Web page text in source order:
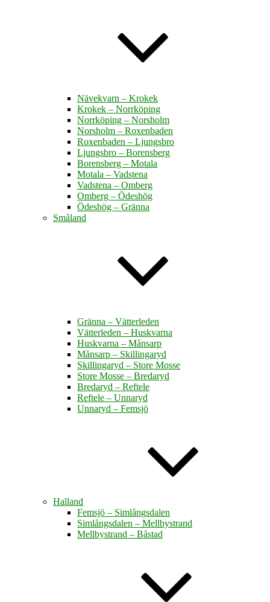
Nävekvarn – Krokek
Krokek – Norrköping
Norrköping – Norsholm
Norsholm – Roxenbaden
Roxenbaden – Ljungsbro
Ljungsbro – Borensberg
Borensberg – Motala
Motala – Vadstena
Vadstena – Omberg
Omberg – Ödeshög
Ödeshög – Gränna
Småland
Gränna – Vätterleden
Vätterleden – Huskvarna
Huskvarna – Månsarp
Månsarp – Skillingaryd
Skillingaryd – Store Mosse
Store Mosse – Bredaryd
Bredaryd – Reftele
Reftele – Unnaryd
Unnaryd – Femsjö
Halland
Femsjö – Simlångsdalen
Simlångsdalen – Mellbystrand
Mellbystrand – Båstad